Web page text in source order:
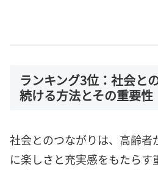
ランキング3位：社会と
続ける方法とその重要性
社会とのつながりは、高齢者
に楽しさと充実感をもたらす